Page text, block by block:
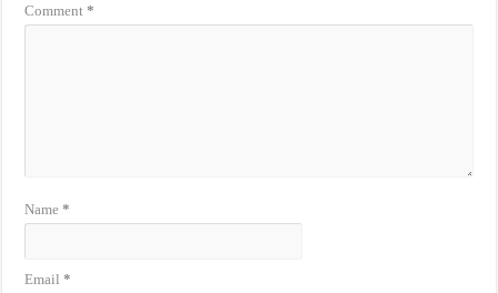
Comment*
Name*
Email*